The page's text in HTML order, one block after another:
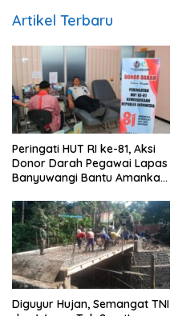
Artikel Terbaru
Peringati HUT RI ke-81, Aksi
Donor Darah Pegawai Lapas
Banyuwangi Bantu Amankan
Diguyur Hujan, Semangat TNI